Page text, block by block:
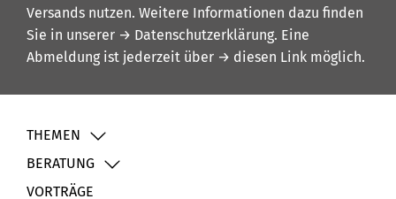
Versands nutzen. Weitere Informationen dazu finden
Sie in unserer → Datenschutzerklärung. Eine
Abmeldung ist jederzeit über → diesen Link möglich.
THEMEN
BERATUNG
VORTRÄGE